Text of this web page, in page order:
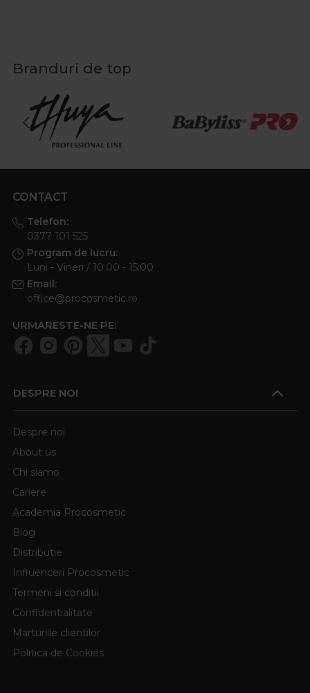
Branduri de top
CONTACT
Telefon:
0377 101 525
Program de lucru:
Luni - Vineri / 10:00 - 15:00
Email:
office@procosmetic.ro
URMARESTE-NE PE:
DESPRE NOI
Despre noi
About us
Chi siamo
Cariere
Academia Procosmetic
Blog
Distributie
Influenceri Procosmetic
Termeni si conditii
Confidentialitate
Marturiile clientilor
Politica de Cookies